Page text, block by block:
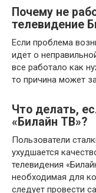
Почему не
телевидение
Если проблема
идет о
все работало как
то причина может
Что делать,
«Билайн ТВ»?
Пользователи
ухудшается
телевидения
необходимая для
следует провести